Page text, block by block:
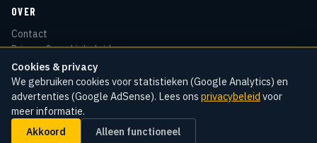
Cookies & privacy
We gebruiken cookies voor statistieken (Google Analytics) en
advertenties (Google AdSense). Lees ons privacybeleid voor
meer informatie.
Akkoord Alleen functioneel
OVER
Contact
Privacy & cookiebeleid
Disclaimer
Sitemap
© 2026 Kentekenradar